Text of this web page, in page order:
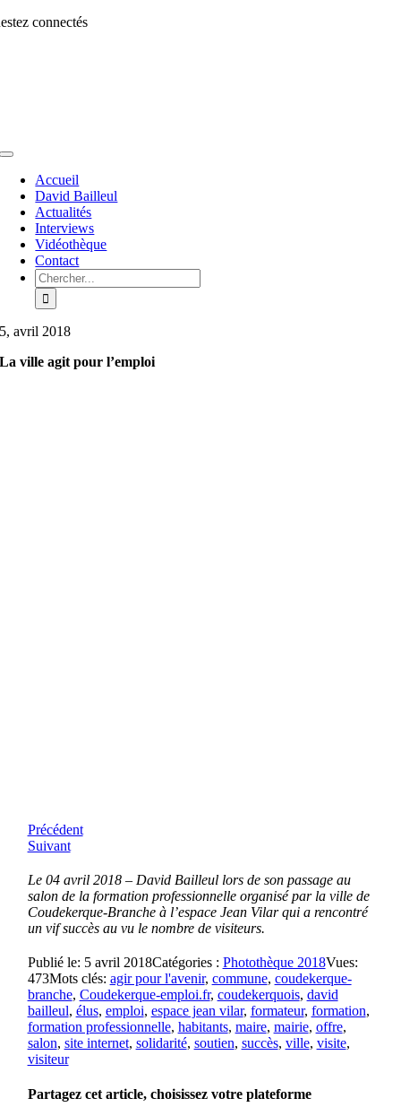
Allerconnectés
Toggle
NavigationAccueil
David Bailleul
Actualités
Interviews
Vidéothèque
Contact
Rechercher:
5, avril 2018
La ville agit pour l’emploi
Précédent
Suivant
Le 04 avril 2018 – David Bailleul lors de son passage au
salon de la formation professionnelle organisé par la ville de
Coudekerque-Branche à l’espace Jean Vilar qui a rencontré
un vif succès au vu le nombre de visiteurs.
Publié le: 5 avril 2018Catégories : Photothèque 2018Vues:
473Mots clés: agir pour l'avenir, commune, coudekerque-
branche, Coudekerque-emploi.fr, coudekerquois, david
bailleul, élus, emploi, espace jean vilar, formateur, formation,
formation professionnelle, habitants, maire, mairie, offre,
salon, site internet, solidarité, soutien, succès, ville, visite,
visiteur
Partagez cet article, choisissez votre plateforme